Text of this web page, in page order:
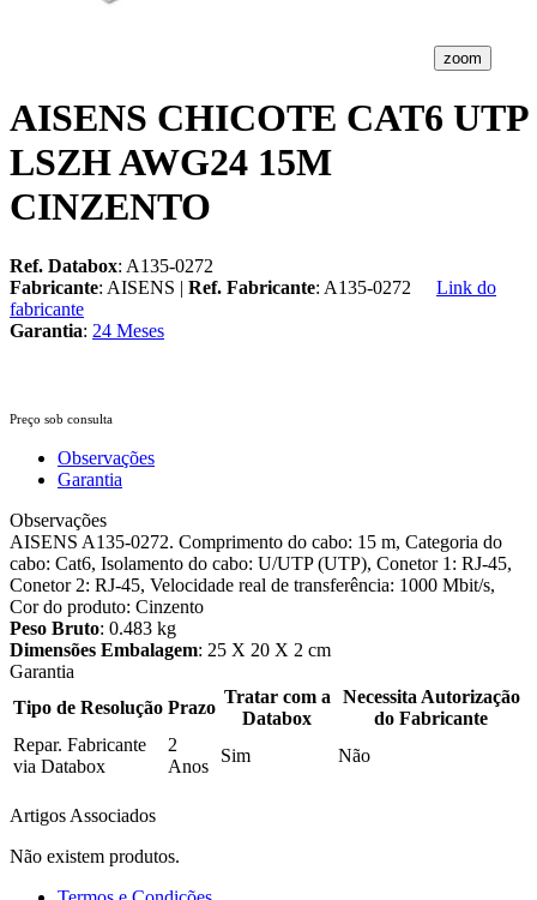
zoom
AISENS CHICOTE CAT6 UTP
LSZH AWG24 15M
CINZENTO
Ref. Databox: A135-0272
Fabricante: AISENS | Ref. Fabricante: A135-0272
Link do
fabricante
Garantia: 24 Meses
Preço sob consulta
Observações
Garantia
Observações
AISENS A135-0272. Comprimento do cabo: 15 m, Categoria do
cabo: Cat6, Isolamento do cabo: U/UTP (UTP), Conetor 1: RJ-45,
Conetor 2: RJ-45, Velocidade real de transferência: 1000 Mbit/s,
Cor do produto: Cinzento
Peso Bruto: 0.483 kg
Dimensões Embalagem: 25 X 20 X 2 cm
Garantia
Tipo de Resolução Prazo
Tratar com a
Databox
Necessita Autorização
do Fabricante
Repar. Fabricante
via Databox
2
Anos
Sim Não
Artigos Associados
Não existem produtos.